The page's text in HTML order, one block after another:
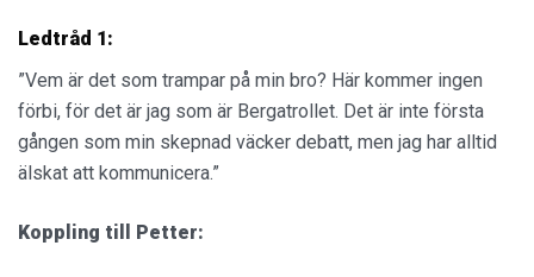
Ledtråd 1:
”Vem är det som trampar på min bro? Här kommer ingen
förbi, för det är jag som är Bergatrollet. Det är inte första
gången som min skepnad väcker debatt, men jag har alltid
älskat att kommunicera.”
Koppling till Petter: